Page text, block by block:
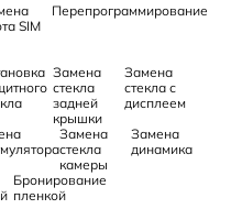
SIM
Перепрограммирование
Замена
стекла
задней
крышки
Замена
стекла с
дисплеем
Замена
стекла
камеры
Замена
динамика
Бронирование
пленкой